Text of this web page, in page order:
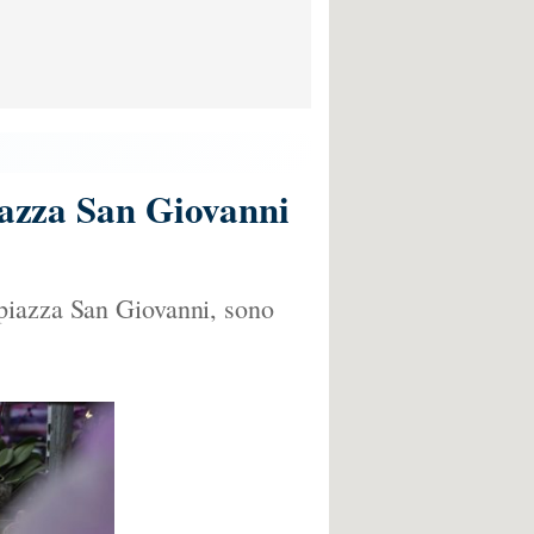
San Giovanni
San Giovanni, sono